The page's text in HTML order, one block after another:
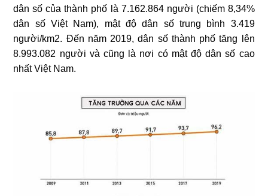
dân số của thành phố là 7.162.864 người (chiếm 8,34%
dân số Việt Nam), mật độ dân số trung bình 3.419
người/km2. Đến năm 2019, dân số thành phố tăng lên
8.993.082 người và cũng là nơi có mật độ dân số cao
nhất Việt Nam.